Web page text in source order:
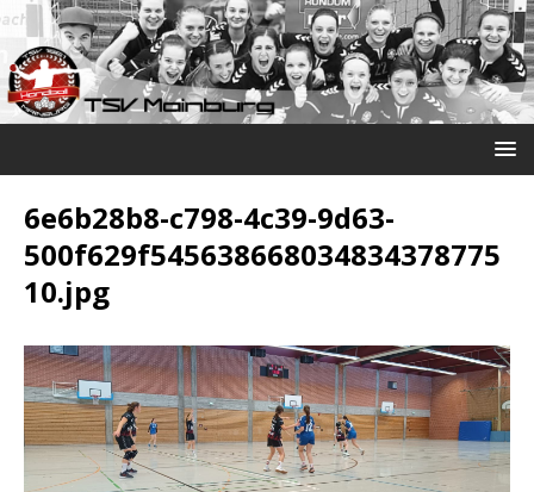
6e6b28b8-c798-4c39-9d63-
500f629f545638668034834378775
10.jpg